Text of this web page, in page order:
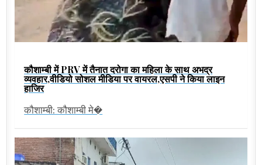
कौशाम्बी में PRV में तैनात दरोगा का महिला के साथ अभद्र
व्यवहार,वीडियो सोशल मीडिया पर वायरल,एसपी ने किया लाइन
हाजिर
कौशाम्बी: कौशाम्बी मे�